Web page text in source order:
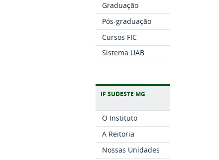
Graduação
Pós-graduação
Cursos FIC
Sistema UAB
IF SUDESTE MG
O Instituto
A Reitoria
Nossas Unidades